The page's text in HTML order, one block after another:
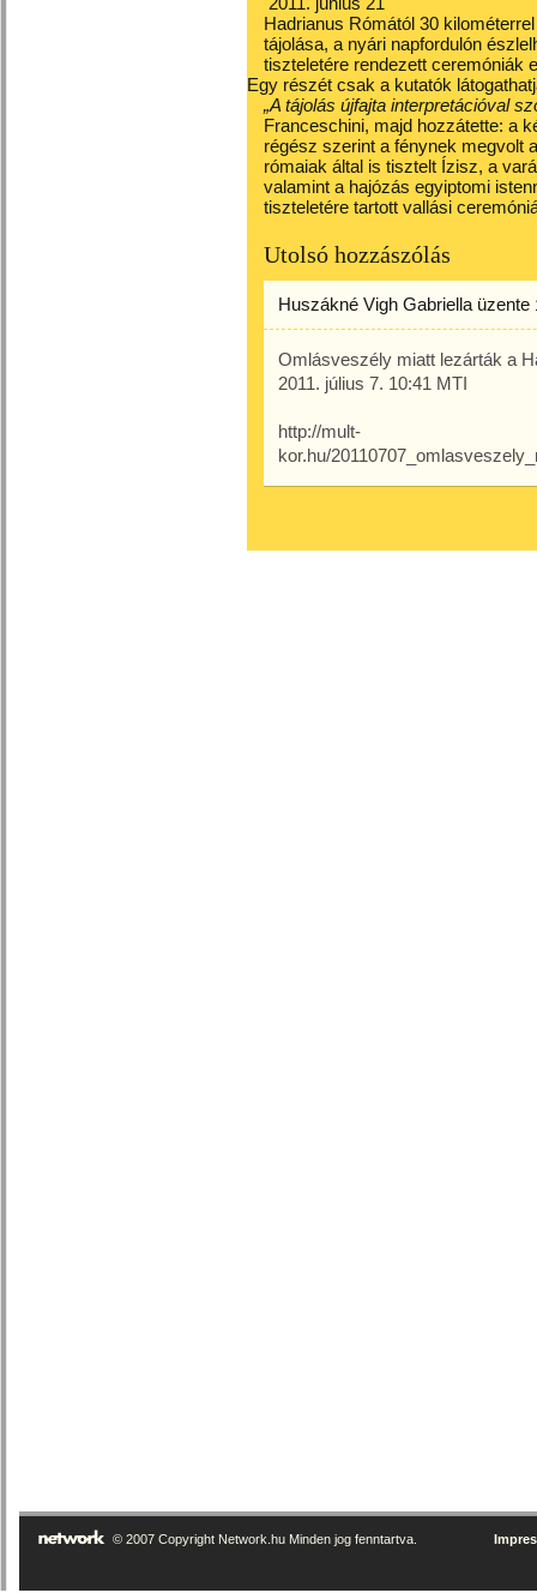
Hadrianus Rómától 30
tájolása, a nyári napfordulón
tiszteletére rendezett ceremóniák
Egy részét csak a kutatók
„A tájolás újfajta interpretációval
Franceschini, majd hozzátette: a
régész szerint a fénynek megvolt
rómaiak által is tisztelt Ízisz, a
valamint a hajózás egyiptomi
tiszteletére tartott vallási
Utolsó hozzászólás
Huszákné Vigh Gabriella üzente
Omlásveszély miatt lezárták a
2011. július 7. 10:41 MTI
http://mult-
kor.hu/
© 2007 Copyright Network.hu Minden jog fenntartva.